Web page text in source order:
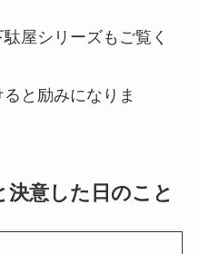
屋シリーズもご覧く
と励みになりま
決意した日のこと